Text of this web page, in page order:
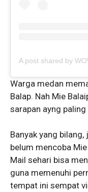
Warga medan
Balap. Nah Mie
sarapan ayng
Banyak yang
belum mencoba
Mail sehari bisa
guna memenuhi
tempat ini sempat